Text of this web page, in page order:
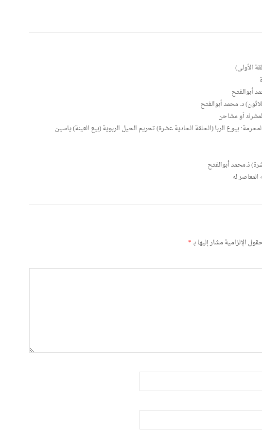
الأولى)
د. محمد أبوالفتح
لمشرك أو مشاحن
بيوع الربا (الحلقة الحادية عشرة) تحريم الحيل الربوية (بيع العينة) ياسين
ذ.محمد أبوالفتح
له
الإلزامية مشار إليها بـ*